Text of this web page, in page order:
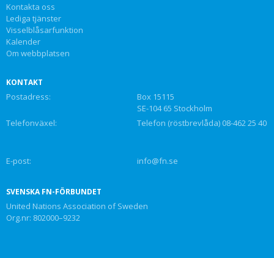
Kontakta oss
Lediga tjänster
Visselblåsarfunktion
Kalender
Om webbplatsen
KONTAKT
Postadress:
Box 15115
SE-104 65 Stockholm
Telefonväxel:
Telefon (röstbrevlåda) 08-462 25 40
E-post: info@fn.se
SVENSKA FN-FÖRBUNDET
United Nations Association of Sweden
Org.nr: 802000–9232